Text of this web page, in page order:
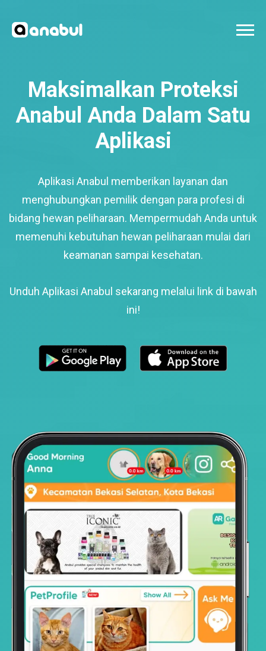
Maksimalkan Proteksi
Anabul Anda Dalam Satu
Aplikasi
Aplikasi Anabul memberikan layanan dan
menghubungkan pemilik dengan para profesi di
bidang hewan peliharaan. Mempermudah Anda untuk
memenuhi kebutuhan hewan peliharaan mulai dari
keamanan sampai kesehatan.
Unduh Aplikasi Anabul sekarang melalui link di bawah
ini!